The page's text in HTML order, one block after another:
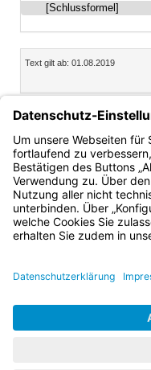
[Schlussformel]
Inhalt
Text gilt ab: 01.08.2019
Elfriede Ohrnberger
Ministerialdirigentin
Bayern.de
BayernPortal
Impressum